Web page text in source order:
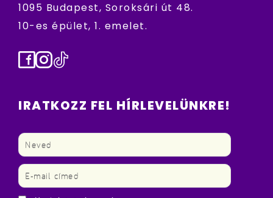
1095 Budapest, Soroksári út 48.
10-es épület, 1. emelet.
Facebook
Instagram
TikTok
IRATKOZZ FEL HÍRLEVELÜNKRE!